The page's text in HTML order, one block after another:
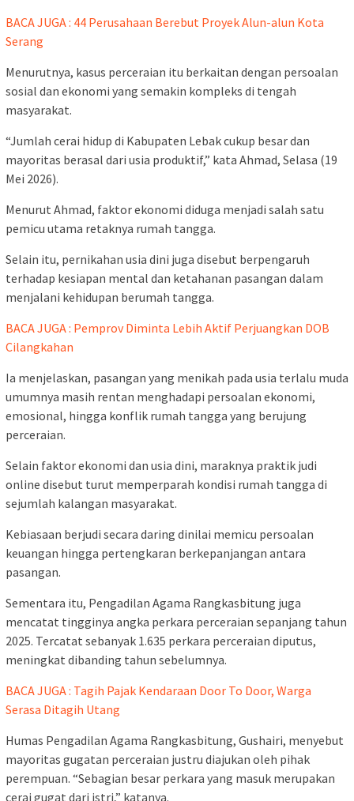
BACA JUGA : 44 Perusahaan Berebut Proyek Alun-alun Kota
Serang
Menurutnya, kasus perceraian itu berkaitan dengan persoalan
sosial dan ekonomi yang semakin kompleks di tengah
masyarakat.
“Jumlah cerai hidup di Kabupaten Lebak cukup besar dan
mayoritas berasal dari usia produktif,” kata Ahmad, Selasa (19
Mei 2026).
Menurut Ahmad, faktor ekonomi diduga menjadi salah satu
pemicu utama retaknya rumah tangga.
Selain itu, pernikahan usia dini juga disebut berpengaruh
terhadap kesiapan mental dan ketahanan pasangan dalam
menjalani kehidupan berumah tangga.
BACA JUGA : Pemprov Diminta Lebih Aktif Perjuangkan DOB
Cilangkahan
Ia menjelaskan, pasangan yang menikah pada usia terlalu muda
umumnya masih rentan menghadapi persoalan ekonomi,
emosional, hingga konflik rumah tangga yang berujung
perceraian.
Selain faktor ekonomi dan usia dini, maraknya praktik judi
online disebut turut memperparah kondisi rumah tangga di
sejumlah kalangan masyarakat.
Kebiasaan berjudi secara daring dinilai memicu persoalan
keuangan hingga pertengkaran berkepanjangan antara
pasangan.
Sementara itu, Pengadilan Agama Rangkasbitung juga
mencatat tingginya angka perkara perceraian sepanjang tahun
2025. Tercatat sebanyak 1.635 perkara perceraian diputus,
meningkat dibanding tahun sebelumnya.
BACA JUGA : Tagih Pajak Kendaraan Door To Door, Warga
Serasa Ditagih Utang
Humas Pengadilan Agama Rangkasbitung, Gushairi, menyebut
mayoritas gugatan perceraian justru diajukan oleh pihak
perempuan. “Sebagian besar perkara yang masuk merupakan
cerai gugat dari istri,” katanya.